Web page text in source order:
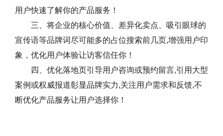
用户快速了解你的产品服务！
三、将企业的核心价值、差异化卖点、吸引眼球的
宣传语等品牌词尽可能多的占位搜索前几页,增强用户印
象，优化用户体验让访客信任你！
四、优化落地页引导用户咨询或预约留言,引用大型
案例或权威报道彰显品牌实力,关注用户需求和反馈,不
断优化产品服务让用户选择你！